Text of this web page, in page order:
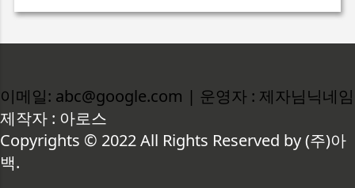
이메일: abc@google.com | 운영자 : 제자님닉네임
제작자 : 아로스
Copyrights © 2022 All Rights Reserved by (주)아
백.